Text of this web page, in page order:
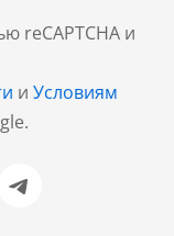
reCAPTCHA и
и Условиям